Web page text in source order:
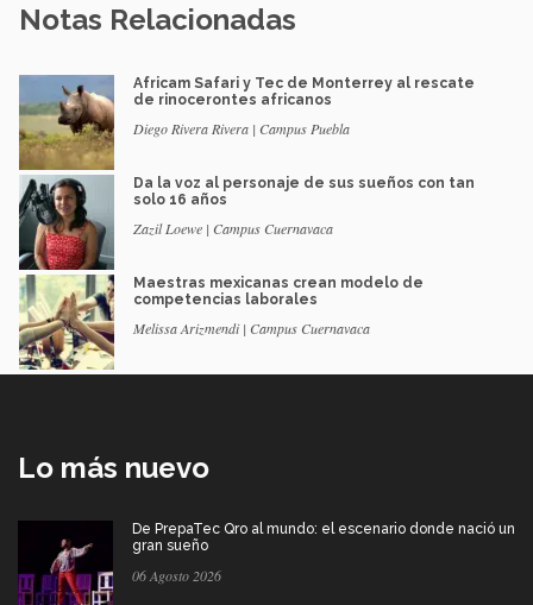
Notas Relacionadas
Africam Safari y Tec de Monterrey al rescate
de rinocerontes africanos
Diego Rivera Rivera | Campus Puebla
Da la voz al personaje de sus sueños con tan
solo 16 años
Zazil Loewe | Campus Cuernavaca
Maestras mexicanas crean modelo de
competencias laborales
Melissa Arizmendi | Campus Cuernavaca
Lo más nuevo
De PrepaTec Qro al mundo: el escenario donde nació un
gran sueño
06 Agosto 2026